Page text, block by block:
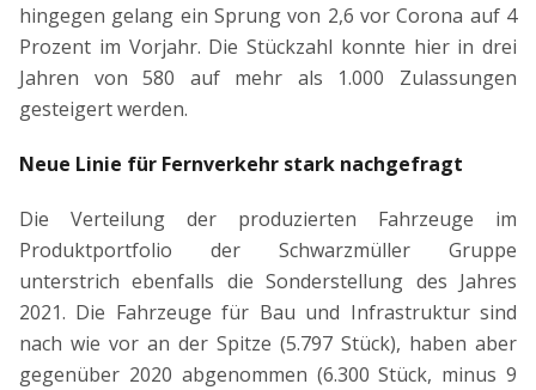
hingegen gelang ein Sprung von 2,6 vor Corona auf 4
Prozent im Vorjahr. Die Stückzahl konnte hier in drei
Jahren von 580 auf mehr als 1.000 Zulassungen
gesteigert werden.
Neue Linie für Fernverkehr stark nachgefragt
Die Verteilung der produzierten Fahrzeuge im
Produktportfolio der Schwarzmüller Gruppe
unterstrich ebenfalls die Sonderstellung des Jahres
2021. Die Fahrzeuge für Bau und Infrastruktur sind
nach wie vor an der Spitze (5.797 Stück), haben aber
gegenüber 2020 abgenommen (6.300 Stück, minus 9